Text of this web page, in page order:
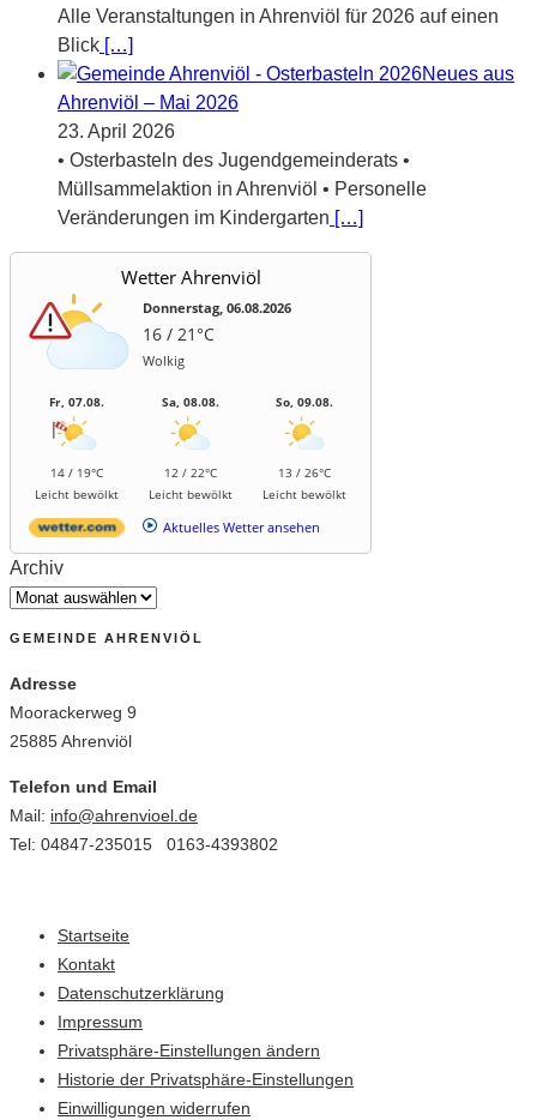
Alle Veranstaltungen in Ahrenviöl für 2026 auf einen
Blick […]
Neues aus
Ahrenviöl – Mai 2026
23. April 2026
• Osterbasteln des Jugendgemeinderats •
Müllsammelaktion in Ahrenviöl • Personelle
Veränderungen im Kindergarten […]
Wetter Ahrenviöl
Donnerstag, 06.08.2026
16 / 21°C
Wolkig
Fr, 07.08.
14 / 19°C
Leicht bewölkt
Sa, 08.08.
12 / 22°C
Leicht bewölkt
So, 09.08.
13 / 26°C
Leicht bewölkt
Aktuelles Wetter ansehen
Archiv
GEMEINDE AHRENVIÖL
Adresse
Moorackerweg 9
25885 Ahrenviöl
Telefon und Email
Mail: info@ahrenvioel.de
Tel: 04847-235015 0163-4393802
Startseite
Kontakt
Datenschutzerklärung
Impressum
Privatsphäre-Einstellungen ändern
Historie der Privatsphäre-Einstellungen
Einwilligungen widerrufen